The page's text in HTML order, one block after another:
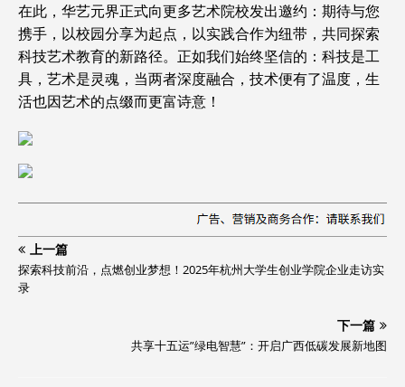
在此，华艺元界正式向更多艺术院校发出邀约：期待与您
携手，以校园分享为起点，以实践合作为纽带，共同探索
科技艺术教育的新路径。正如我们始终坚信的：科技是工
具，艺术是灵魂，当两者深度融合，技术便有了温度，生
活也因艺术的点缀而更富诗意！
上一篇
探索科技前沿，点燃创业梦想！2025年杭州大学生创业学院企业走访实
录
下一篇
共享十五运”绿电智慧”：开启广西低碳发展新地图